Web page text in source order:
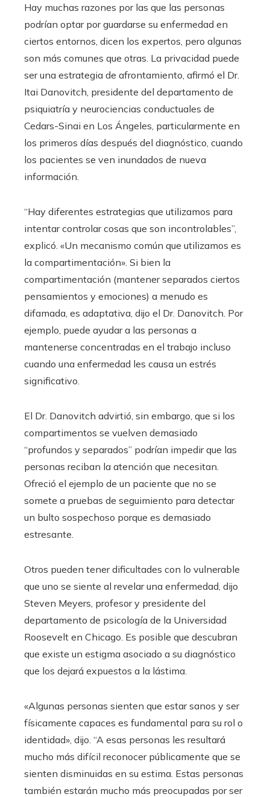
Hay muchas razones por las que las personas
podrían optar por guardarse su enfermedad en
ciertos entornos, dicen los expertos, pero algunas
son más comunes que otras. La privacidad puede
ser una estrategia de afrontamiento, afirmó el Dr.
Itai Danovitch, presidente del departamento de
psiquiatría y neurociencias conductuales de
Cedars-Sinai en Los Ángeles, particularmente en
los primeros días después del diagnóstico, cuando
los pacientes se ven inundados de nueva
información.
“Hay diferentes estrategias que utilizamos para
intentar controlar cosas que son incontrolables”,
explicó. «Un mecanismo común que utilizamos es
la compartimentación». Si bien la
compartimentación (mantener separados ciertos
pensamientos y emociones) a menudo es
difamada, es adaptativa, dijo el Dr. Danovitch. Por
ejemplo, puede ayudar a las personas a
mantenerse concentradas en el trabajo incluso
cuando una enfermedad les causa un estrés
significativo.
El Dr. Danovitch advirtió, sin embargo, que si los
compartimentos se vuelven demasiado
“profundos y separados” podrían impedir que las
personas reciban la atención que necesitan.
Ofreció el ejemplo de un paciente que no se
somete a pruebas de seguimiento para detectar
un bulto sospechoso porque es demasiado
estresante.
Otros pueden tener dificultades con lo vulnerable
que uno se siente al revelar una enfermedad, dijo
Steven Meyers, profesor y presidente del
departamento de psicología de la Universidad
Roosevelt en Chicago. Es posible que descubran
que existe un estigma asociado a su diagnóstico
que los dejará expuestos a la lástima.
«Algunas personas sienten que estar sanos y ser
físicamente capaces es fundamental para su rol o
identidad», dijo. “A esas personas les resultará
mucho más difícil reconocer públicamente que se
sienten disminuidas en su estima. Estas personas
también estarán mucho más preocupadas por ser